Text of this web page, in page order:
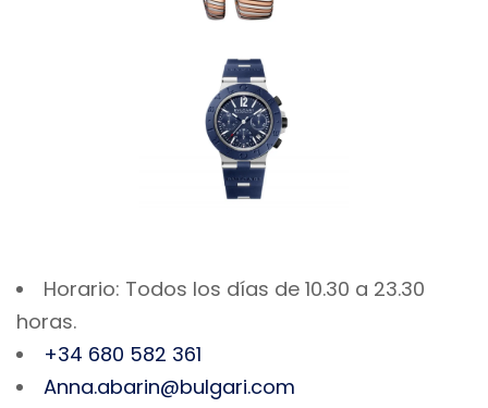
Horario: Todos los días de 10.30 a 23.30
horas.
+34 680 582 361
Anna.abarin@bulgari.com